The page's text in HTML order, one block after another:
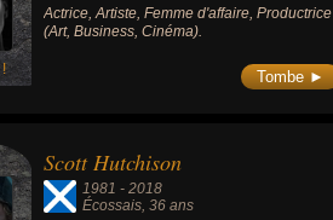
Actrice, Artiste, Femme d'affaire, Productrice
(Art, Business, Cinéma).
Tombe ►
Scott Hutchison
1981 -2018
Écossais , 36 ans